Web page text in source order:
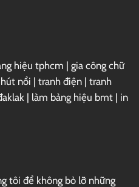
hiệu tphcm | gia công chữ
nổi | tranh điện | tranh
| làm bảng hiệu bmt | in
tôi để không bỏ lỡ những